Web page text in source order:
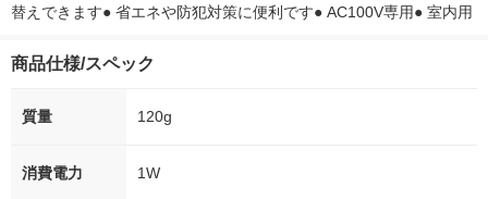
替えできます● 省エネや防犯対策に便利です● AC100V専用● 室内用
商品仕様/スペック
質量 120g
消費電力 1W